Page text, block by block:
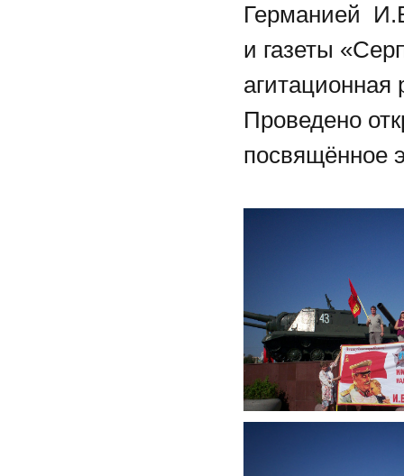
Германией
и газеты
агитационная
Проведено
посвящённое